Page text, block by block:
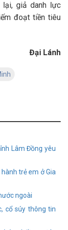
lại, giả danh lực
đoạt tiền tiêu
Đại Lánh
Lâm Đồng yêu
trẻ em ở Gia
ngoài
cổ súy thông tin